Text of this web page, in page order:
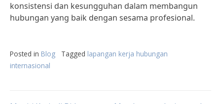
konsistensi dan kesungguhan dalam membangun
hubungan yang baik dengan sesama profesional.
Posted in Blog Tagged lapangan kerja hubungan
internasional